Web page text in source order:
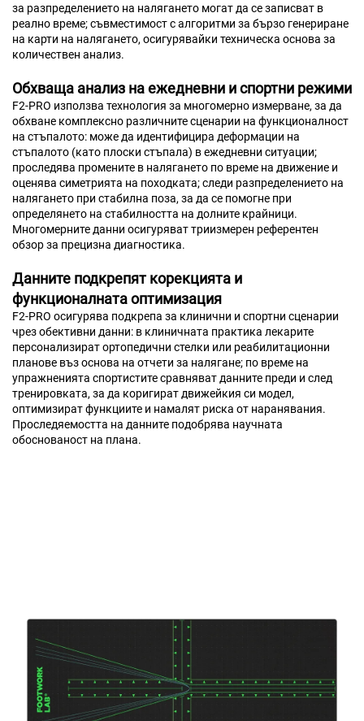
за разпределението на налягането могат да се записват в
реално време; съвместимост с алгоритми за бързо генериране
на карти на налягането, осигурявайки техническа основа за
количествен анализ.
Обхваща анализ на ежедневни и спортни режими
F2-PRO използва технология за многомерно измерване, за да
обхване комплексно различните сценарии на функционалност
на стъпалото: може да идентифицира деформации на
стъпалото (като плоски стъпала) в ежедневни ситуации;
проследява промените в налягането по време на движение и
оценява симетрията на походката; следи разпределението на
налягането при стабилна поза, за да се помогне при
определянето на стабилността на долните крайници.
Многомерните данни осигуряват триизмерен референтен
обзор за прецизна диагностика.
Данните подкрепят корекцията и
функционалната оптимизация
F2-PRO осигурява подкрепа за клинични и спортни сценарии
чрез обективни данни: в клиничната практика лекарите
персонализират ортопедични стелки или реабилитационни
планове въз основа на отчети за налягане; по време на
упражненията спортистите сравняват данните преди и след
тренировката, за да коригират движейкия си модел,
оптимизират функциите и намалят риска от наранявания.
Проследяемостта на данните подобрява научната
обоснованост на плана.